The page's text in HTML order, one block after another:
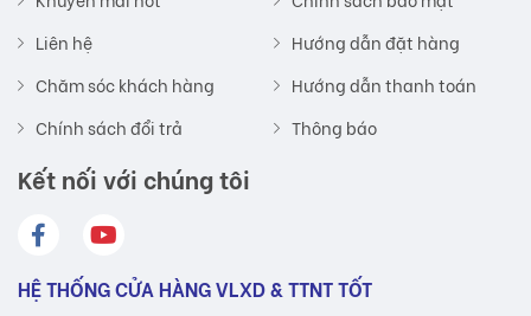
Liên hệ
Chăm sóc khách hàng
Chính sách đổi trả
Hướng dẫn đặt hàng
Hướng dẫn thanh toán
Thông báo
Kết nối với chúng tôi
HỆ THỐNG CỬA HÀNG VLXD & TTNT TỐT